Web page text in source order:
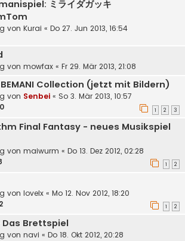
ミライダガッキ
von Kurai « Do 27. Jun 2013, 16:54
von mowfax « Fr 29. Mär 2013, 21:08
Collection (jetzt mit Bildern)
von Senbei « So 3. Mär 2013, 10:57
1 2 3
Final Fantasy - neues Musikspiel
von maiwurm « Do 13. Dez 2012, 02:28
1 2
von lovelx « Mo 12. Nov 2012, 18:20
1 2
Das Brettspiel
von navi « Do 18. Okt 2012, 20:28